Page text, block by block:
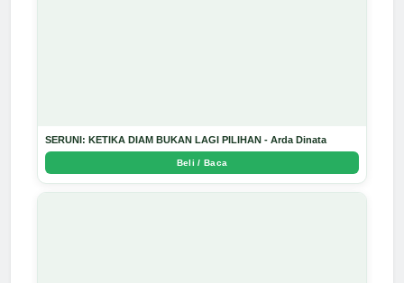
SERUNI: KETIKA DIAM BUKAN LAGI PILIHAN - Arda Dinata
Beli / Baca